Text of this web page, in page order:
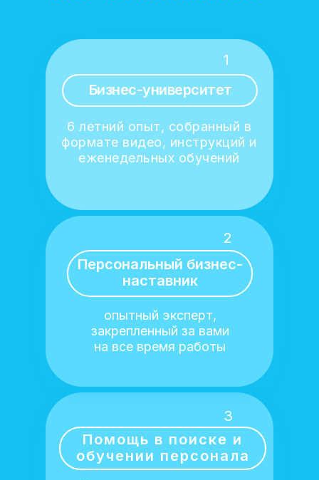
6 летний опыт, собранный в
формате видео, инструкций и
еженедельных обучений
Бизнес-университет
1
3
2
опытный эксперт,
закрепленный за вами
на все время работы
Персональный бизнес-
наставник
Помощь в поиске и
обучении персонала